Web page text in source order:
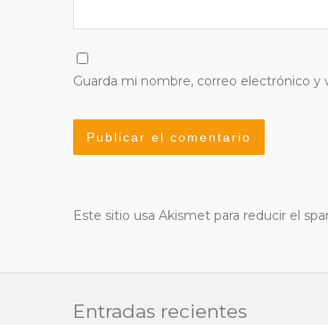
Guarda mi nombre, correo electrónico
Este sitio usa Akismet para reducir el
Entradas recientes